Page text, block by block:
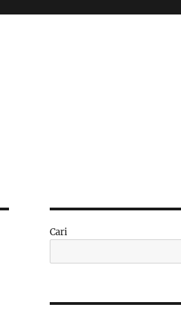
Cari